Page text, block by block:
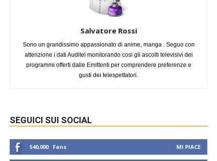
Salvatore Rossi
Sono un grandissimo appassionato di anime, manga . Seguo con
attenzione i dati Auditel monitorando cosi gli ascolti televisivi dei
programmi offerti dalle Emittenti per comprendere preferenze e
gusti dei telespettatori.
SEGUICI SUI SOCIAL
540,000 Fans MI PIACE